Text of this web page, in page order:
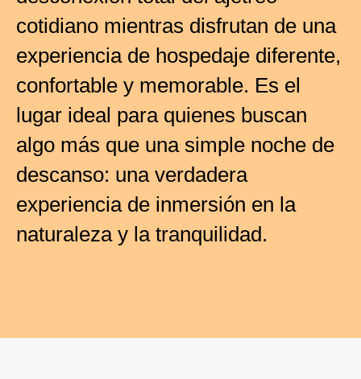
cotidiano mientras disfrutan de una
experiencia de hospedaje diferente,
confortable y memorable. Es el
lugar ideal para quienes buscan
algo más que una simple noche de
descanso: una verdadera
experiencia de inmersión en la
naturaleza y la tranquilidad.